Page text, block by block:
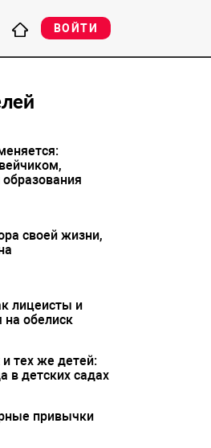
ВОЙТИ
своей жизни,
лицеисты и
на обелиск
тех же детей:
в детских садах
привычки